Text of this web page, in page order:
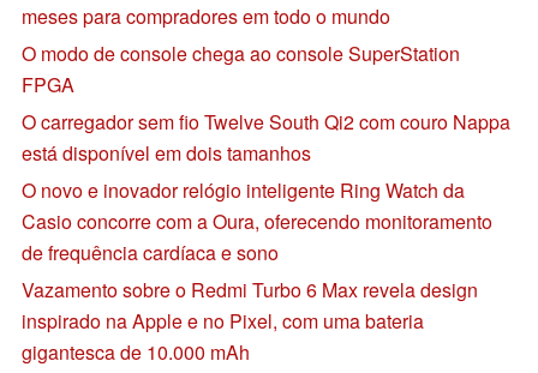
meses para compradores em todo o mundo
O modo de console chega ao console SuperStation
FPGA
O carregador sem fio Twelve South Qi2 com couro Nappa
está disponível em dois tamanhos
O novo e inovador relógio inteligente Ring Watch da
Casio concorre com a Oura, oferecendo monitoramento
de frequência cardíaca e sono
Vazamento sobre o Redmi Turbo 6 Max revela design
inspirado na Apple e no Pixel, com uma bateria
gigantesca de 10.000 mAh